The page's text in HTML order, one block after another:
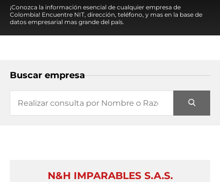
¡Conozca la información esencial de cualquier empresa de
Colombia! Encuentre NIT, dirección, teléfono, y mas en la base de
datos empresarial mas grande del país.
Buscar empresa
N&H IMPARABLES S.A.S.